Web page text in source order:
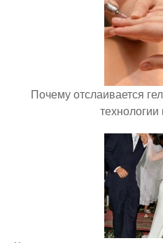
Почему отслаивается